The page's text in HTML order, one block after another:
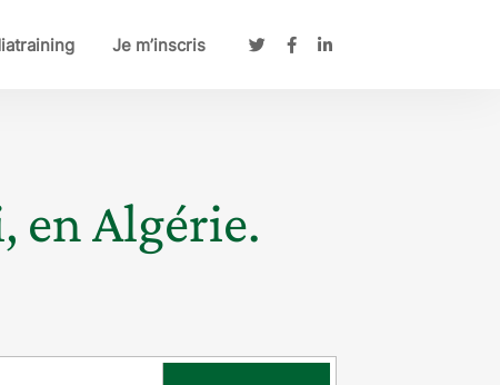
Je m’inscris
en Algérie.